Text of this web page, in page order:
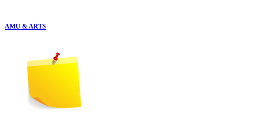
AMU & ARTS